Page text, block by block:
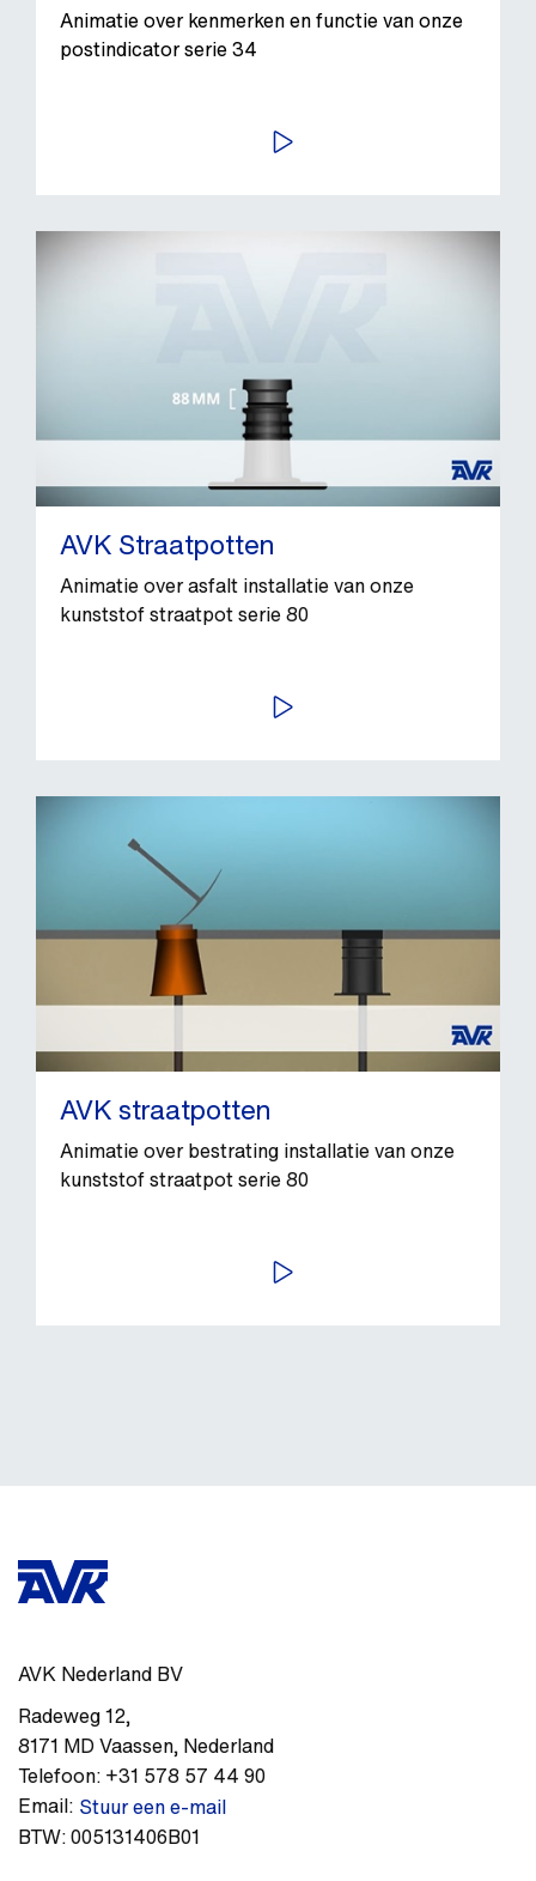
Animatie over kenmerken en functie van onze
postindicator serie 34
BEKIJK VIDEO
AVK Straatpotten
Animatie over asfalt installatie van onze
kunststof straatpot serie 80
BEKIJK VIDEO
AVK straatpotten
Animatie over bestrating installatie van onze
kunststof straatpot serie 80
BEKIJK VIDEO
AVK Nederland BV
Radeweg 12,
8171 MD Vaassen, Nederland
Telefoon: +31 578 57 44 90
Email: Stuur een e-mail
BTW:005131406B01